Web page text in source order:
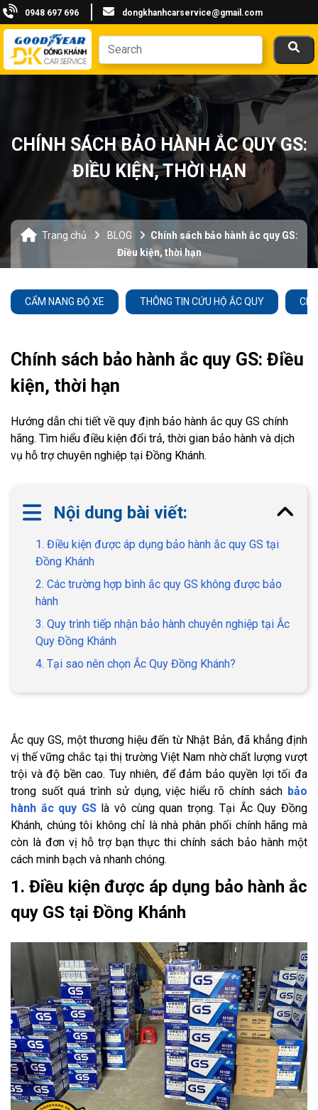
0948 697 696 dongkhanhcarservice@gmail.com
CHÍNH SÁCH BẢO HÀNH ẮC QUY GS:
ĐIỀU KIỆN, THỜI HẠN
Trang chủ BLOG
Chính sách bảo hành ắc quy GS:
Điều kiện, thời hạn
CẨM NANG ĐỘ XE THÔNG TIN CỨU HỘ ẮC QUY
Chính sách bảo hành ắc quy GS: Điều
kiện, thời hạn
Hướng dẫn chi tiết về quy định bảo hành ắc quy GS chính
hãng. Tìm hiểu điều kiện đổi trả, thời gian bảo hành và dịch
vụ hỗ trợ chuyên nghiệp tại Đồng Khánh.
Nội dung bài viết:
1. Điều kiện được áp dụng bảo hành ắc quy GS tại
Đồng Khánh
2. Các trường hợp bình ắc quy GS không được bảo
hành
3. Quy trình tiếp nhận bảo hành chuyên nghiệp tại Ắc
Quy Đồng Khánh
4. Tại sao nên chọn Ắc Quy Đồng Khánh?
Ắc quy GS, một thương hiệu đến từ Nhật Bản, đã khẳng định
vị thế vững chắc tại thị trường Việt Nam nhờ chất lượng vượt
trội và độ bền cao. Tuy nhiên, để đảm bảo quyền lợi tối đa
trong suốt quá trình sử dụng, việc hiểu rõ chính sách bảo
hành ắc quy GSlà vô cùng quan trọng. Tại Ắc Quy Đồng
Khánh, chúng tôi không chỉ là nhà phân phối chính hãng mà
còn là đơn vị hỗ trợ bạn thực thi chính sách bảo hành một
cách minh bạch và nhanh chóng.
1. Điều kiện được áp dụng bảo hành ắc
quy GS tại Đồng Khánh